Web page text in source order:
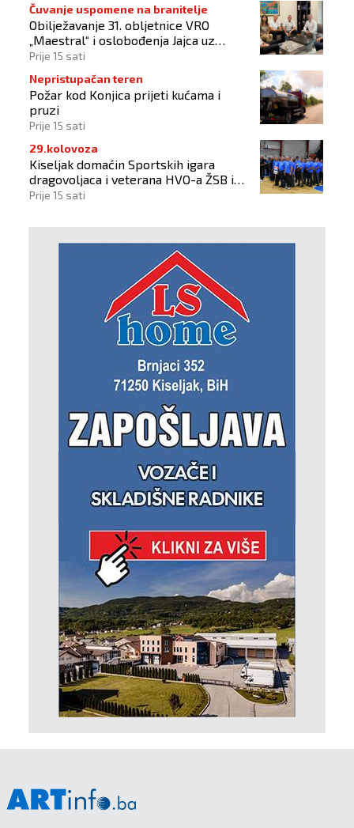
Čuvanje uspomene na branitelje
Obilježavanje 31. obljetnice VRO
„Maestral“ i oslobođenja Jajca uz
pokroviteljstvo HNS-a BiH
Prije 15 sati
Nepristupačan teren
Požar kod Konjica prijeti kućama i
pruzi
Prije 15 sati
29.kolovoza
Kiseljak domaćin Sportskih igara
dragovoljaca i veterana HVO-a ŽSB i
Dana branitelja
Prije 15 sati